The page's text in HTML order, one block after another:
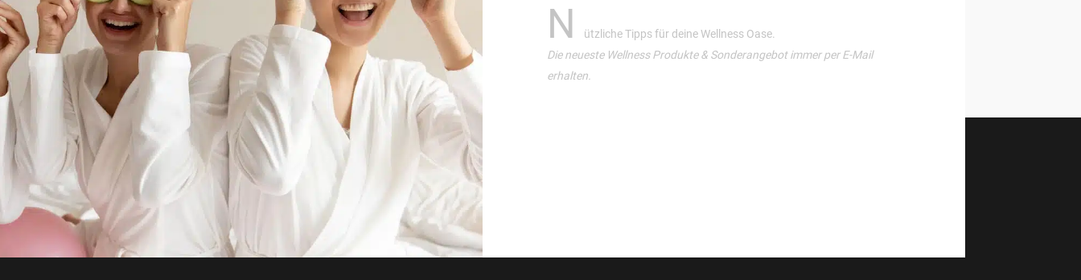
N
ützliche Tipps für deine Wellness Oase.
Die neueste Wellness Produkte & Sonderangebot immer per E-Mail
erhalten.